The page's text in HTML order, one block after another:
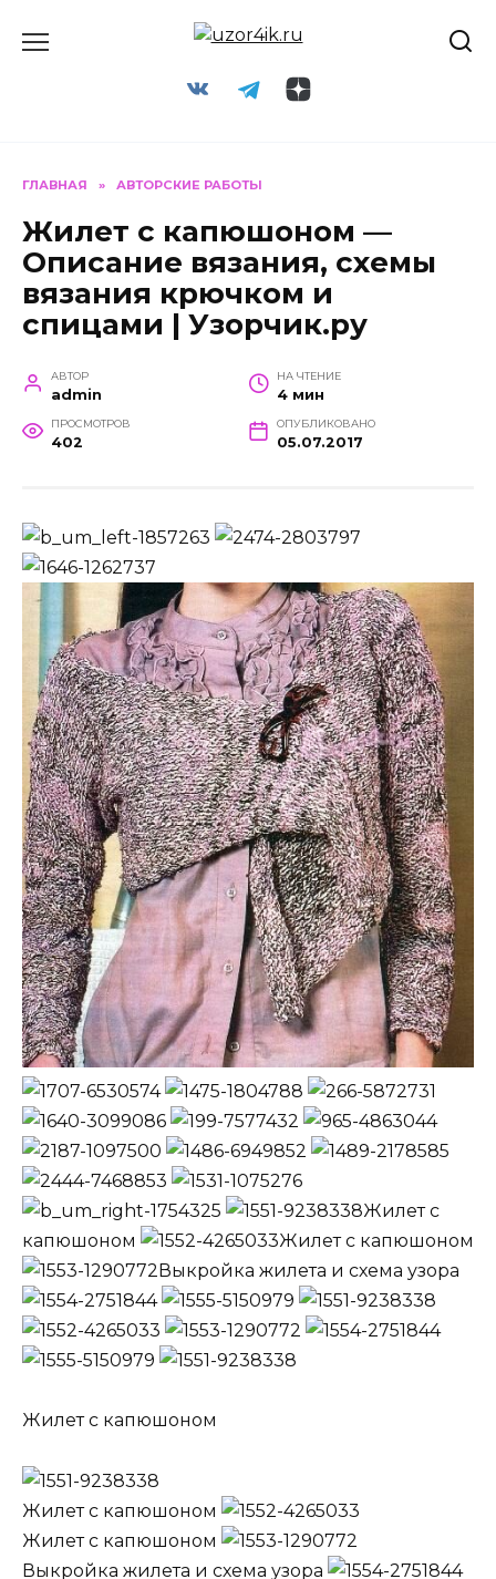
ГЛАВНАЯ » АВТОРСКИЕ РАБОТЫ
Жилет с капюшоном —
Описание вязания, схемы
вязания крючком и
спицами | Узорчик.ру
АВТОР
admin
НА ЧТЕНИЕ
4 мин
ПРОСМОТРОВ
402
ОПУБЛИКОВАНО
05.07.2017
Жилет с
капюшоном
Жилет с капюшоном
Выкройка жилета и схема узора
Жилет с капюшоном
Жилет с капюшоном
Жилет с капюшоном
Выкройка жилета и схема узора